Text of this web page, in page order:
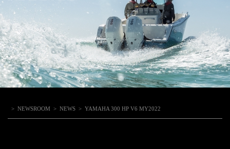
> NEWSROOM > NEWS > YAMAHA 300 HP V6 MY2022